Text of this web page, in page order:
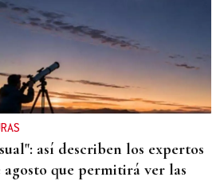
así describen los expertos
agosto que permitirá ver las